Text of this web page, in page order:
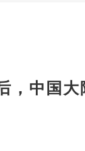
，中国